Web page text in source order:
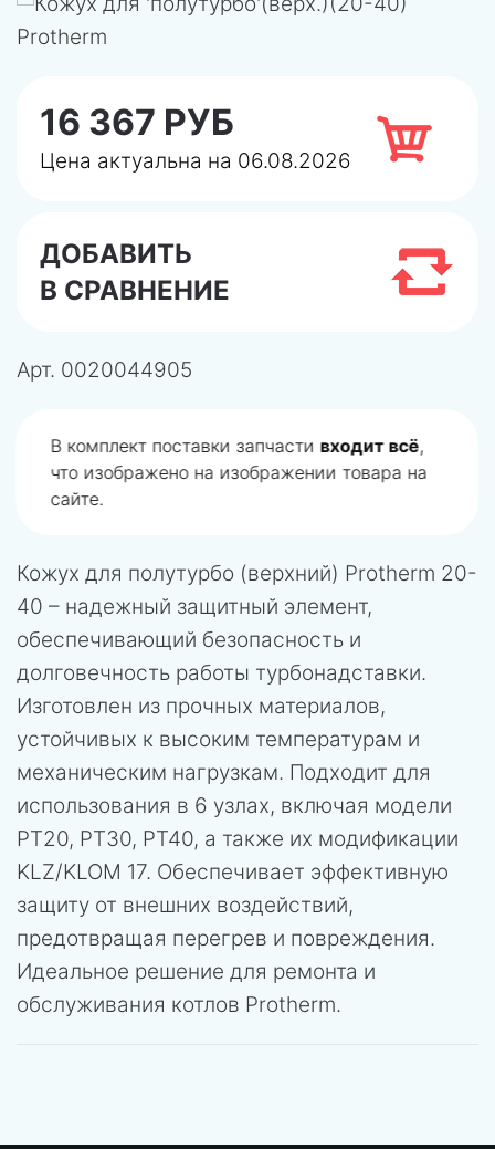
16 367 РУБ
Цена актуальна на 06.08.2026
ДОБАВИТЬ
В СРАВНЕНИЕ
Арт. 0020044905
В комплект поставки запчасти входит всё,
что изображено на изображении товара на
сайте.
Кожух для полутурбо (верхний) Protherm 20-
40 – надежный защитный элемент,
обеспечивающий безопасность и
долговечность работы турбонадставки.
Изготовлен из прочных материалов,
устойчивых к высоким температурам и
механическим нагрузкам. Подходит для
использования в 6 узлах, включая модели
PT20, PT30, PT40, а также их модификации
KLZ/KLOM 17. Обеспечивает эффективную
защиту от внешних воздействий,
предотвращая перегрев и повреждения.
Идеальное решение для ремонта и
обслуживания котлов Protherm.